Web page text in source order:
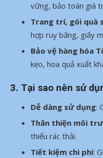
vững, bảo toàn giá
Trang trí, gói quà
hợp ruy băng, giấy
Bảo vệ hàng hóa
kẹo, hoa quả xuất
3. Tại sao nên sử
Dễ dàng sử dụng:
Thân thiện môi
thiểu rác thải.
Tiết kiệm chi phí: